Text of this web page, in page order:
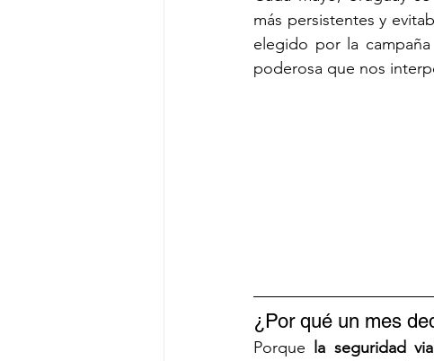
más persistentes y
elegido por la campaña
poderosa que nos
¿Por qué un mes
Porque la seguridad